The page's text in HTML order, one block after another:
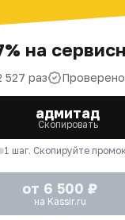
на
527 раз
адмитад
Скопировать
1 шаг. Скопируйте
от 6 500 ₽
на Kassir.ru